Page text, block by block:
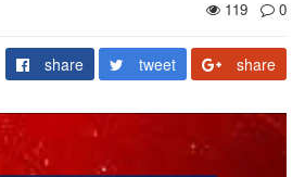
119 0
share tweet share